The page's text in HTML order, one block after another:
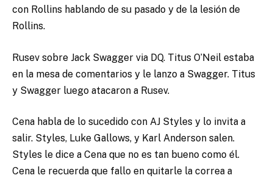
con Rollins hablando de su pasado y de la lesión de
Rollins.
Rusev sobre Jack Swagger via DQ. Titus O’Neil estaba
en la mesa de comentarios y le lanzo a Swagger. Titus
y Swagger luego atacaron a Rusev.
Cena habla de lo sucedido con AJ Styles y lo invita a
salir. Styles, Luke Gallows, y Karl Anderson salen.
Styles le dice a Cena que no es tan bueno como él.
Cena le recuerda que fallo en quitarle la correa a